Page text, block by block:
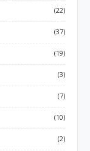
(22)
(37)
(19)
(3)
(7)
(10)
(2)